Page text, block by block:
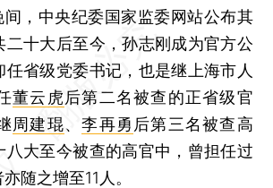
，中央纪委国家监委网站公布其
二十大后至今，孙志刚成为官方公
任省级党委书记，也是继上海市人
董云虎后第二名被查的正省级官
周建琨、李再勇 后第三名被查高
八大至今被查的高官中，曾担任过
随之增至11人。